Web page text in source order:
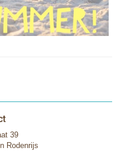
39
Rodenrijs